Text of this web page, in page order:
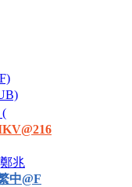
(
兆
中@F